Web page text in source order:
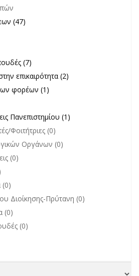
επιτροπών filter
filter
(47)
filter
Σπουδές filter
(7)
στην επικαιρότητα filter
επικαιρότητα (2)
άλλων φορέων filter
φορέων (1)
Πανεπιστημίου filter
Πανεπιστημίου (1)
Φοιτήτριες (0)
Οργάνων (0)
(0)
(0)
Διοίκησης-Πρύτανη (0)
(0)
(0)